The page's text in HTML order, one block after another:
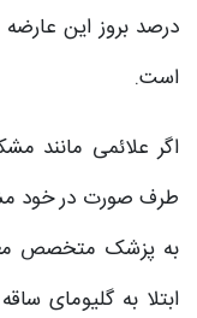
است.
اگر علائمی مانند
طرف صورت در خود
به پزشک متخصص
ابتلا به گلیومای